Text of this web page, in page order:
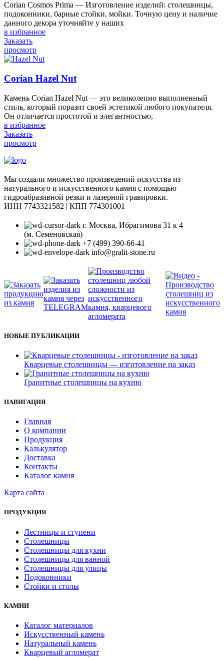
Corian Cosmos Prima — Изготовление изделий: столешницы,
подоконники, барные стойки, мойки. Точную цену и наличие
данного декора уточняйте у наших
в избранное
Заказать
просмотр
Corian Hazel Nut
Камень Corian Hazel Nut — это великолепно выполненный
стиль, который поразит своей эстетикой любого покупателя.
Он отличается простотой и элегантностью,
в избранное
Заказать
просмотр
Мы создали множество произведений искусства из
натурального и искусственного камня с помощью
гидроабразивной резки и лазерной гравировки.
ИНН 7743321582 | КПП 774301001
г. Москва, Ибрагимова 31 к 4
(м. Семеновская)
+7 (499) 390-66-41
info@gralit-stone.ru
НОВЫЕ ПУБЛИКАЦИИ
Кварцевые столешницы — изготовление на заказ
Гранитные столешницы на кухню
НАВИГАЦИЯ
Главная
О компании
Продукция
Калькулятор
Доставка
Контакты
Каталог камня
Карта сайта
ПРОДУКЦИЯ
Лестницы и ступени
Столешницы
Столешницы для кухни
Столешницы для ванной
Столешницы для улицы
Подоконники
Стойки и столы
КАМНИ
Каталог материалов
Искусственный камень
Натуральный камень
Кварцевый агломерат